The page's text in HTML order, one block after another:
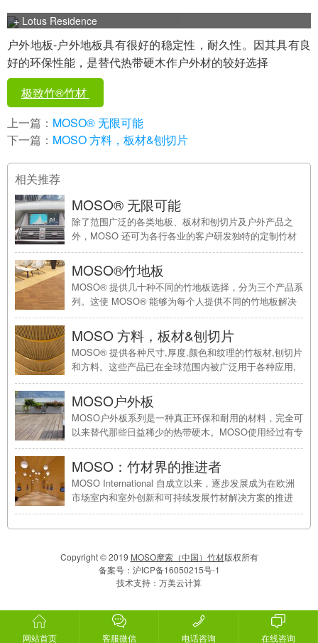
+ Lotus Residence
户外地板-户外地板具有很好的稳定性，耐久性。因其具有良
好的环保性能，是替代热带硬木作户外材的较好选择
极致竹®竹材
上一篇： MOSO® 无限可能
下一篇： MOSO 方料，板材&刨切片
相关推荐
MOSO® 无限可能
除了范围广泛的各类地板、板材和刨切片及户外产品之
外，MOSO 还可为各行各业的客户研发独特的定制竹材
解决方案，同时满足较高的要求。MOSO 与客户一起共
同创造了独特的竹材解决方案，适用于各个行业，包括家
具、汽车、厨房、消费品、计算机机房、绿色建筑行业
等。一、计算机 ...
MOSO®竹地板
MOSO® 提供几十种不同的竹地板选择，分为三个产品系
列。这使 MOSO® 能够为每个人提供不同的竹地板解决
方案：灵动类地板主要针对住宅应用，经典类地板适用于
要求严格的大客流量场所，而大尺度地板则在宽度和长度
上提供了较大的尺寸。大尺度地板大尺度地板-由于大尺
度地板具 ...
MOSO 方料，板材&刨切片
MOSO® 提供各种尺寸,厚度,颜色和纹理的竹板材,刨切片
和方料。这些产品已在全球范围内被广泛用于各种应用,
包括墙板,天花板,窗框,门,楼梯,家具和厨房。刨切片,单板
和贴面席卷对墙面装饰应用提供了很多的选择。一、实竹
板材MOSO的实竹板材由多层竹板材制成,具有多样性...
更多信 ...
MOSO户外板
MOSO户外板系列是一种真正环保和耐用的材料，完全可
以来替代那些日益稀少的热带硬木。MOSO使用经过有专
利保护的独特的热处理过程，改变其材料的硬度，稳定
性，防火安全和耐久性，使其达到比最好的热带硬木还要
高的标准等级。一、户外地板 MOSO极致竹®竹材 的户
外 ...
MOSO：竹材界的推进者
MOSO International 自成立以来，逐步发展成为在欧洲
市场室内和室外创新和可持续发展竹材解决方案的推进
者。MOSO产品可以分为四大类系列一、MOSO竹地板
十一种不同的地板种类，在尺寸，颜色和风格上多种多
板二、MOSO竹材&n ...
网站首页 客服微信 电话咨询 在线咨询
Copyright © 2019 MOSO摩索（中国）竹材版权所有
备案号： 沪ICP备16050215号-1
技术支持： 万美云计算